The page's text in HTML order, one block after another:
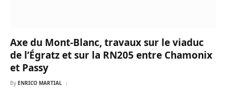
Axe du Mont-Blanc, travaux sur le viaduc
de l’Égratz et sur la RN205 entre Chamonix
et Passy
By ENRICO MARTIAL